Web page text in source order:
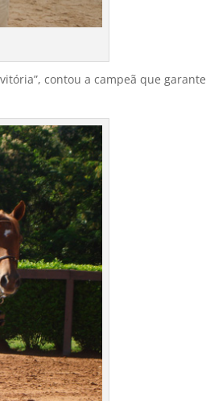
contou a campeã que